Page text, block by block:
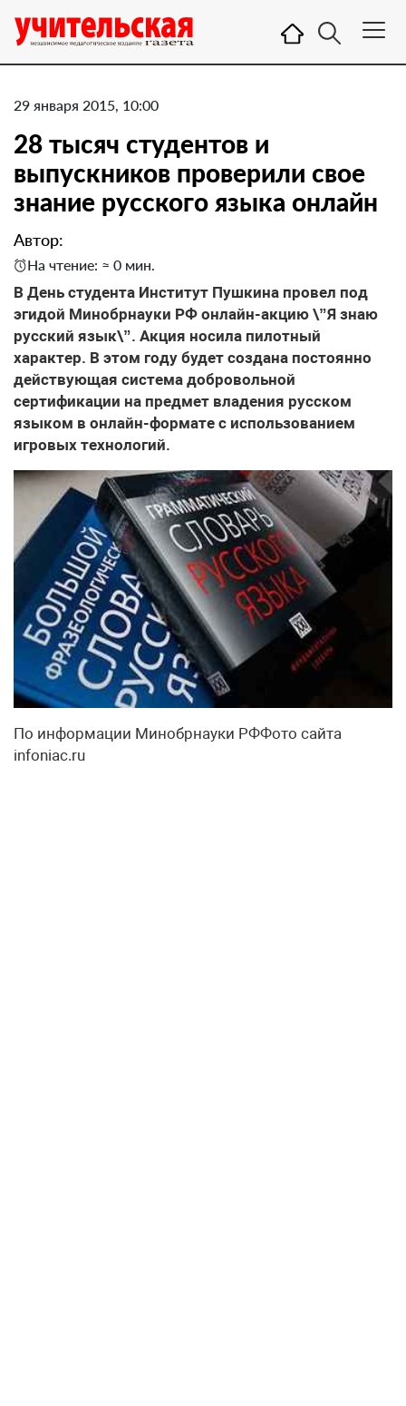
29 января 2015, 10:00
28 тысяч студентов и
выпускников проверили свое
знание русского языка онлайн
Автор:
На чтение: ≈ 0 мин.
В День студента Институт Пушкина провел под
эгидой Минобрнауки РФ онлайн-акцию \”Я знаю
русский язык\”. Акция носила пилотный
характер. В этом году будет создана постоянно
действующая система добровольной
сертификации на предмет владения русском
языком в онлайн-формате с использованием
игровых технологий.
По информации Минобрнауки РФФото сайта
infoniac.ru